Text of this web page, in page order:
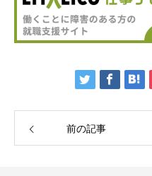
前の記事